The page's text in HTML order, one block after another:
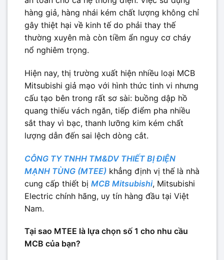
hàng giả, hàng nhái kém chất lượng không chỉ
gây thiệt hại về kinh tế do phải thay thế
thường xuyên mà còn tiềm ẩn nguy cơ cháy
nổ nghiêm trọng.
Hiện nay, thị trường xuất hiện nhiều loại MCB
Mitsubishi giả mạo với hình thức tinh vi nhưng
cấu tạo bên trong rất sơ sài: buồng dập hồ
quang thiếu vách ngăn, tiếp điểm pha nhiều
sắt thay vì bạc, thanh lưỡng kim kém chất
lượng dẫn đến sai lệch dòng cắt.
CÔNG TY TNHH TM&DV THIẾT BỊ ĐIỆN
MẠNH TÙNG (MTEE) khẳng định vị thế là nhà
cung cấp thiết bị MCB Mitsubishi, Mitsubishi
Electric chính hãng, uy tín hàng đầu tại Việt
Nam.
Tại sao MTEE là lựa chọn số 1 cho nhu cầu
MCB của bạn?